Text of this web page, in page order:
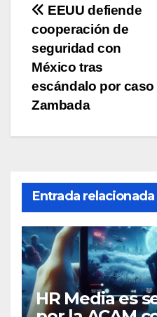
Navegación
de
entradas
EEUU defiende
cooperación de
seguridad con
México tras
escándalo por caso
Zambada
Entrada relacionada
HR Media es